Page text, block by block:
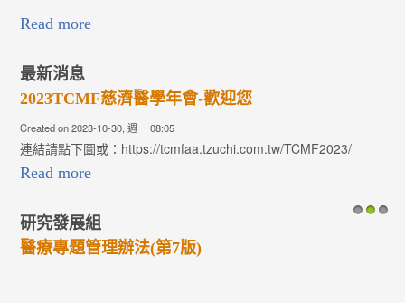
Read more
最新消息
2023TCMF慈濟醫學年會-歡迎您
Created on 2023-10-30, 週一 08:05
連結請點下圖或：https://tcmfaa.tzuchi.com.tw/TCMF2023/
Read more
研究發展組
醫療專題管理辦法(第7版)